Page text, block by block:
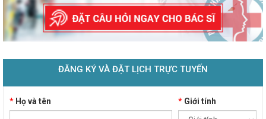
ĐĂNG KÝ VÀ ĐẶT LỊCH TRỰC TUYẾN
* Họ và tên *Giới tính